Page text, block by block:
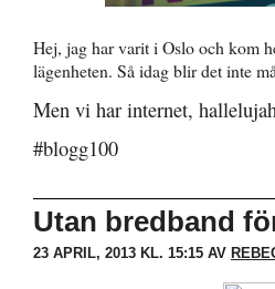
Hej, jag har varit i Oslo och kom
lägenheten. Så idag blir det inte
Men vi har internet,
#blogg100
Utan bredband
23 APRIL, 2013 KL. 15:15 AV